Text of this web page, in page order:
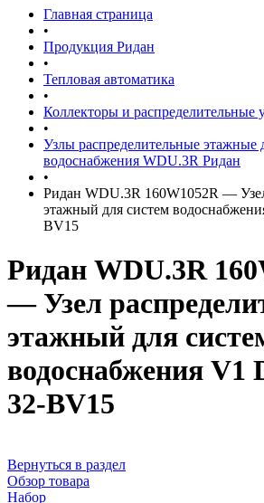
Главная страница
•
Продукция Ридан
•
Тепловая автоматика
•
Коллекторы и распределительные
•
Узлы распределительные этажные
водоснабжения WDU.3R Ридан
•
Ридан WDU.3R 160W1052R —
этажный для систем
BV15
Ридан WDU.3R
— Узел
этажный для
водоснабжения V1
32-BV15
Вернуться в раздел
Обзор товара
Набор